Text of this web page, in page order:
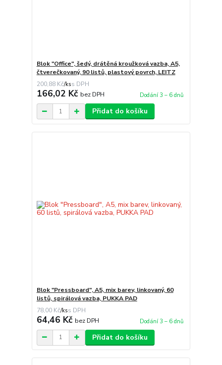
Blok "Office", šedý, drátěná kroužková vazba, A5,
čtverečkovaný, 90 listů, plastový povrch, LEITZ
200,88 Kč/ks
166,02 Kč bez DPH Dodání 3 – 6 dnů
Přidat do košíku
Blok "Pressboard", A5, mix barev, linkovaný, 60
listů, spirálová vazba, PUKKA PAD
78,00 Kč/ks
64,46 Kč bez DPH Dodání 3 – 6 dnů
Přidat do košíku